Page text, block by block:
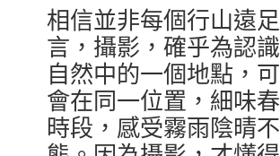
相信並非每個行山遠
言，攝影，確乎為認
自然中的一個地點，
會在同一位置，細味
時段，感受霧雨陰晴